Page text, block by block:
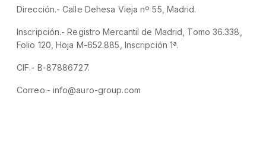
Dirección.- Calle Dehesa Vieja nº 55, Madrid.
Inscripción.- Registro Mercantil de Madrid, Tomo 36.338,
Folio 120, Hoja M-652.885, Inscripción 1ª.
CIF.- B-87886727.
Correo.- info@auro-group.com